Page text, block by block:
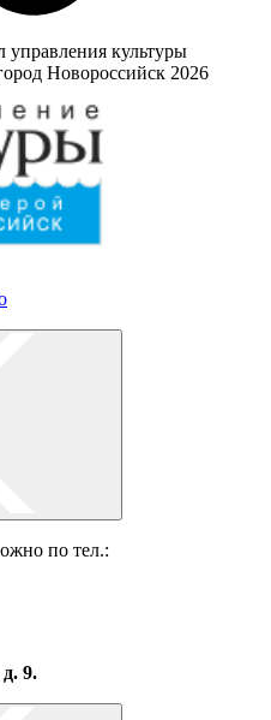
культуры
Новороссийск 2026
по тел.:
9.